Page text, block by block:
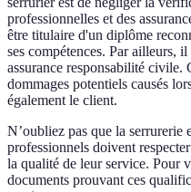
professionnelles et des
être titulaire d'un diplôme
ses compétences. Par ailleurs,
assurance responsabilité civile.
dommages potentiels causés
également le client.
N’oubliez pas que la serrurerie
professionnels doivent
la qualité de leur service. Pour
documents prouvant ces